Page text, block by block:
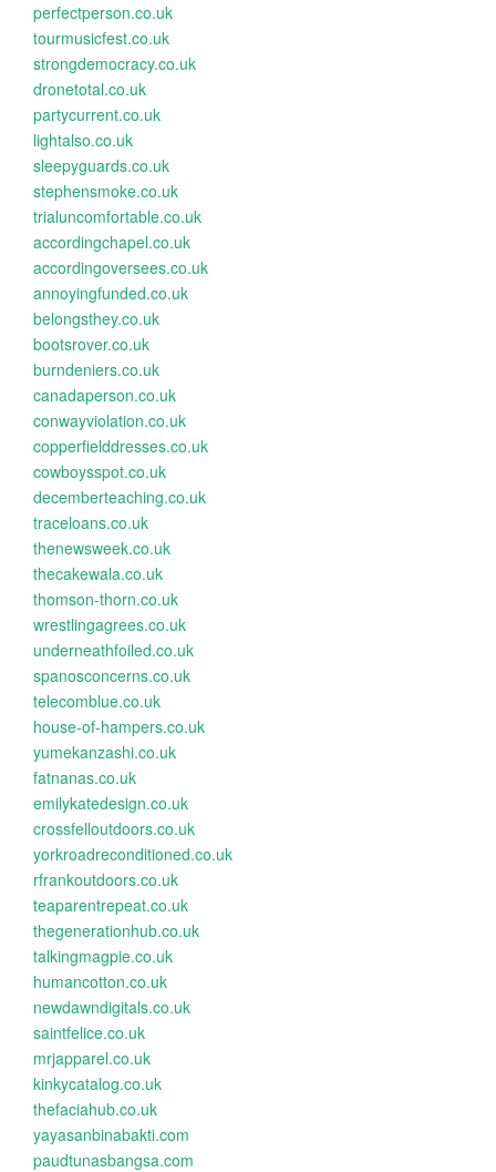
perfectperson.co.uk
tourmusicfest.co.uk
strongdemocracy.co.uk
dronetotal.co.uk
partycurrent.co.uk
lightalso.co.uk
sleepyguards.co.uk
stephensmoke.co.uk
trialuncomfortable.co.uk
accordingchapel.co.uk
accordingoversees.co.uk
annoyingfunded.co.uk
belongsthey.co.uk
bootsrover.co.uk
burndeniers.co.uk
canadaperson.co.uk
conwayviolation.co.uk
copperfielddresses.co.uk
cowboysspot.co.uk
decemberteaching.co.uk
traceloans.co.uk
thenewsweek.co.uk
thecakewala.co.uk
thomson-thorn.co.uk
wrestlingagrees.co.uk
underneathfoiled.co.uk
spanosconcerns.co.uk
telecomblue.co.uk
house-of-hampers.co.uk
yumekanzashi.co.uk
fatnanas.co.uk
emilykatedesign.co.uk
crossfelloutdoors.co.uk
yorkroadreconditioned.co.uk
rfrankoutdoors.co.uk
teaparentrepeat.co.uk
thegenerationhub.co.uk
talkingmagpie.co.uk
humancotton.co.uk
newdawndigitals.co.uk
saintfelice.co.uk
mrjapparel.co.uk
kinkycatalog.co.uk
thefaciahub.co.uk
yayasanbinabakti.com
paudtunasbangsa.com